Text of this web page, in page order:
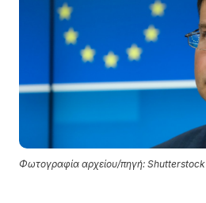
Φωτογραφία αρχείου/πηγή: Shutterstock